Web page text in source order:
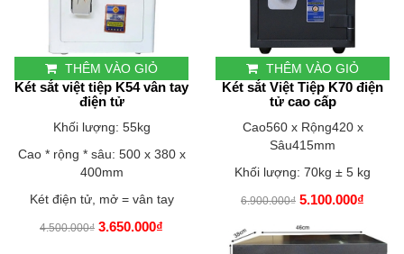
THÊM VÀO GIỎ
Két sắt việt tiệp K54 vân tay
điện tử
Khối lượng: 55kg
Cao * rộng * sâu: 500 x 380 x
400mm
Két điện tử, mở = vân tay
4.500.000₫ 3.650.000₫
THÊM VÀO GIỎ
Két sắt Việt Tiệp K70 điện
tử cao cấp
Cao560 x Rộng420 x
Sâu415mm
Khối lượng: 70kg ± 5 kg
6.900.000₫ 5.100.000₫